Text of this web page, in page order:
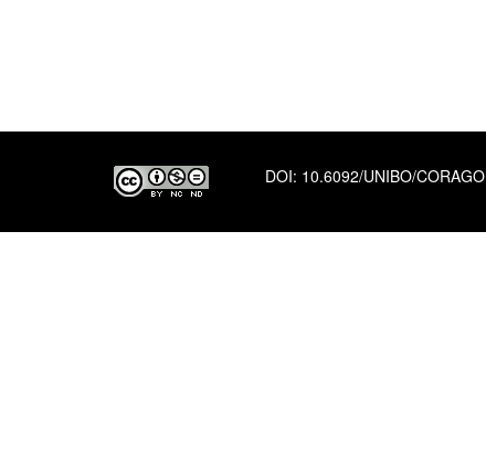
DOI: 10.6092/UNIBO/CORAGO